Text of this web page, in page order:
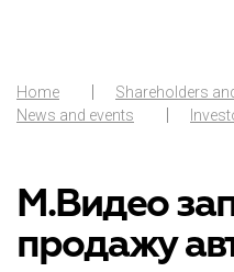
Home
Shareholders
News and events
М.Видео
продажу